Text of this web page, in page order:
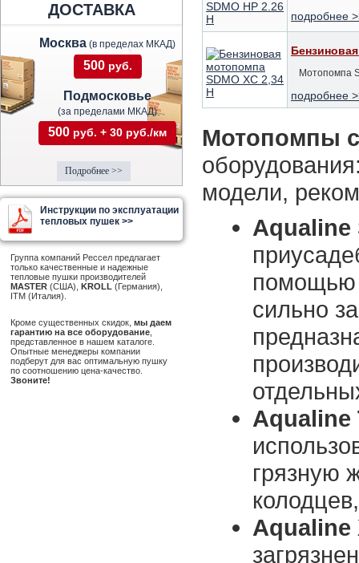
ДОСТАВКА
Москва (в пределах МКАД)
500 руб.
Подмосковье
(за пределами МКАД)
500 руб. + 30 руб./км
Подробнее >>
Инструкции по эксплуатации
тепловых пушек >>
Группа компаний Рессел предлагает
только качественные и надежные
тепловые пушки производителей
MASTER (США), KROLL (Германия),
ITM (Италия).
Кроме существенных скидок, мы даем
гарантию на все оборудование
представленное в нашем каталоге.
Опытные менеджеры компании
подберут для вас оптимальную пушку
по соотношению цена-качество.
Звоните!
подробнее
Мотопомпа
подробнее
Мотопомпы
модели,
Aqualine
помощью
сильно
Aqualine
грязную
Aqualine